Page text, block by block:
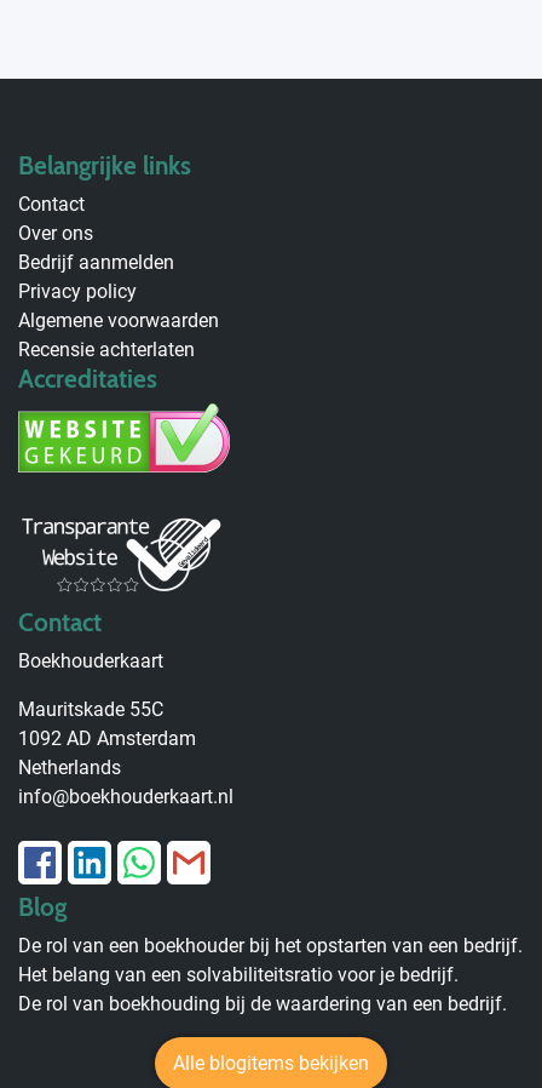
Belangrijke links
Contact
Over ons
Bedrijf aanmelden
Privacy policy
Algemene voorwaarden
Recensie achterlaten
Accreditaties
Contact
Boekhouderkaart
Mauritskade 55C
1092 AD Amsterdam
Netherlands
info@boekhouderkaart.nl
Blog
De rol van een boekhouder bij het opstarten van een bedrijf.
Het belang van een solvabiliteitsratio voor je bedrijf.
De rol van boekhouding bij de waardering van een bedrijf.
Alle blogitems bekijken